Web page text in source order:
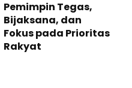
Pemimpin Tegas,
Bijaksana, dan
Fokus pada Prioritas
Rakyat